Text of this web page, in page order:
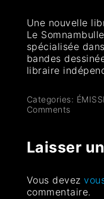
Une nouvelle
Le
spécialisée
bandes
libraire
Categories:
Comments
Laisser
Vous devez
commentaire.